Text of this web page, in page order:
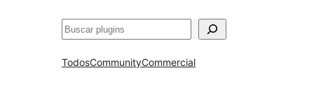
Buscar
TodosCommunityCommercial